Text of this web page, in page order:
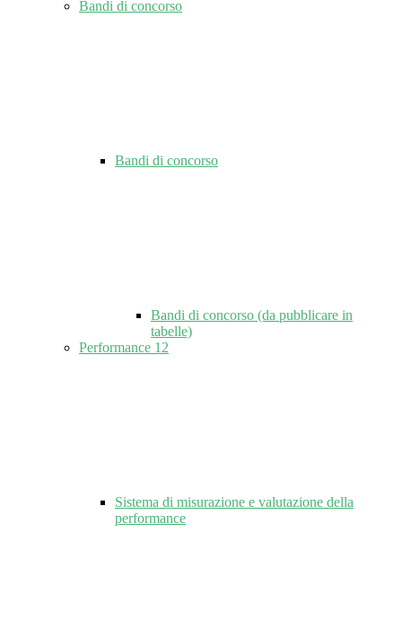
Bandi di concorso
Bandi di concorso
Bandi di concorso (da pubblicare in
tabelle)
Performance 12
Sistema di misurazione e valutazione della
performance